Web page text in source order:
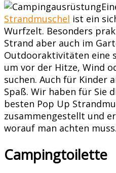
Strandmuschel ist ein
Wurfzelt. Besonders
Strand aber auch im
Outdooraktivitäten eine
um vor der Hitze, Wind
suchen. Auch für Kinder
Spaß. Wir haben für Sie
besten Pop Up
zusammengestellt und
worauf man achten muss.
Campingtoilette